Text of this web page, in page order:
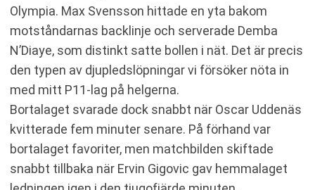
Olympia. Max Svensson hittade en yta bakom
motståndarnas backlinje och serverade Demba
N’Diaye, som distinkt satte bollen i nät. Det är precis
den typen av djupledslöpningar vi försöker nöta in
med mitt P11-lag på helgerna.
Bortalaget svarade dock snabbt när Oscar Uddenäs
kvitterade fem minuter senare. På förhand var
bortalaget favoriter, men matchbilden skiftade
snabbt tillbaka när Ervin Gigovic gav hemmalaget